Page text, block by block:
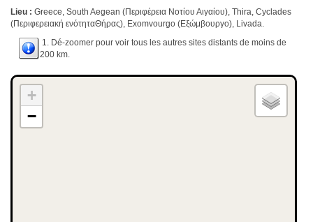
Lieu : Greece, South Aegean (Περιφέρεια Νοτίου Αιγαίου), Thira, Cyclades
(Περιφερειακή ενότηταΘήρας), Exomvourgo (Εξώμβουργο), Livada.
1. Dé-zoomer pour voir tous les autres sites distants de moins de
200 km.
+
−